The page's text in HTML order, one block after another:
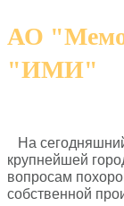
АО
"ИМИ"
На
крупнейшей
вопросам
собственной